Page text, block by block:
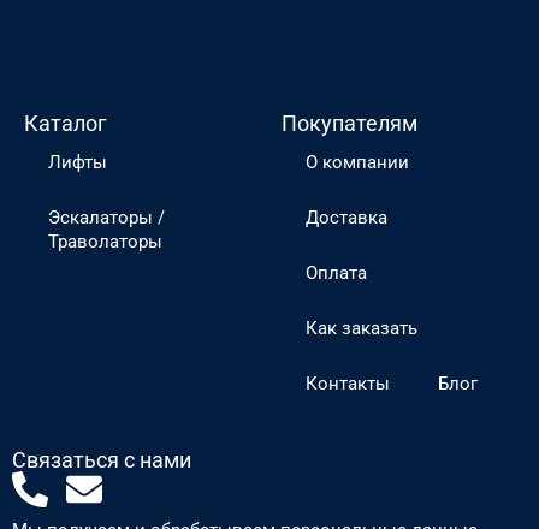
Каталог
Лифты
Эскалаторы /
Траволаторы
Покупателям
О компании
Доставка
Оплата
Как заказать
Контакты Блог
Связаться с нами
P
E